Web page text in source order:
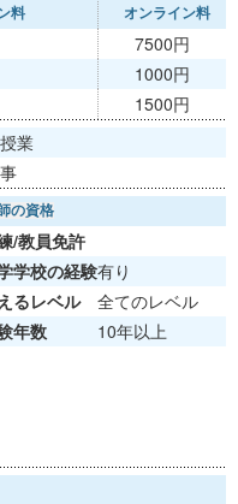
料 オンライン料
7500円
1000円
1500円
業
の資格
/教員免許
学校の経験有り
るレベル
全てのレベル
年数
10年以上